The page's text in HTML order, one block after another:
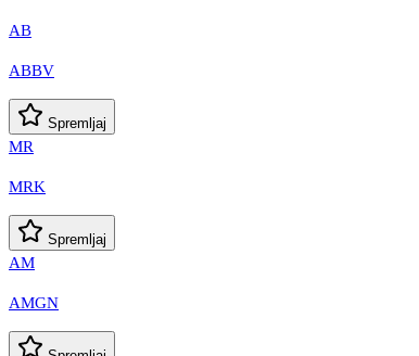
AB
ABBV
Spremljaj
MR
MRK
Spremljaj
AM
AMGN